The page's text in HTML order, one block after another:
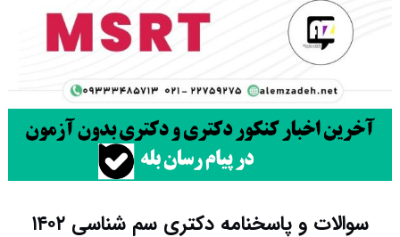
سوالات و پاسخنامه دکتری سم شناسی ۱۴۰۲